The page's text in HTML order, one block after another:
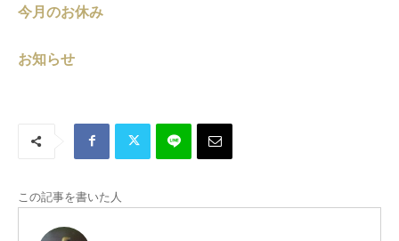
今月のお休み
お知らせ
この記事を書いた人